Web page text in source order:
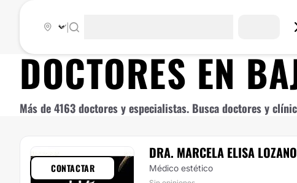
DOCTORES EN
Más de 4163 doctores y especialistas. Busca doctores y
DRA. MARCELA ELISA LOZANO
Médico estético
CONTACTAR